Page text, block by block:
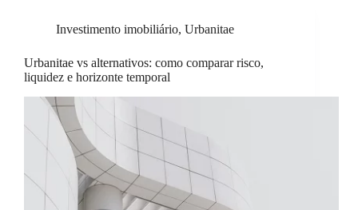
Investimento imobiliário, Urbanitae
Urbanitae vs alternativos: como comparar risco,
liquidez e horizonte temporal